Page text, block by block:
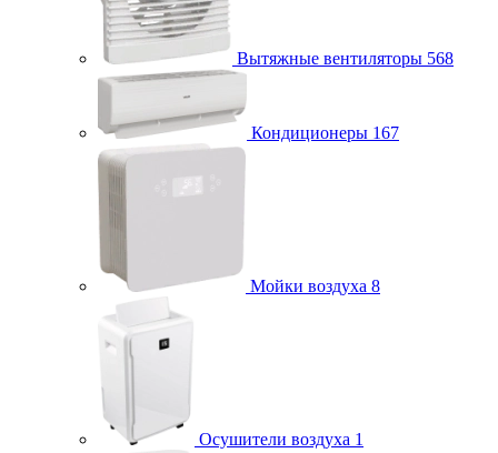
Вытяжные вентиляторы 568
Кондиционеры 167
Мойки воздуха 8
Осушители воздуха 1